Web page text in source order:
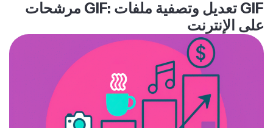
مرشحات GIF: تعديل وتصفية ملفات GIF
على الإنترنت